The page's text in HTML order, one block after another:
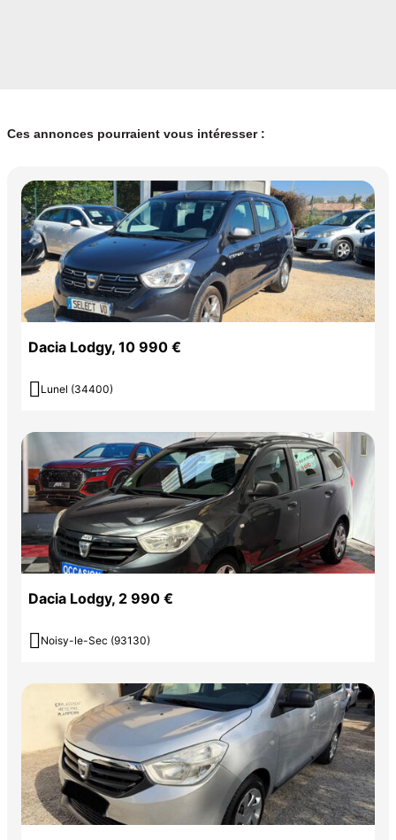
Ces annonces pourraient vous intéresser :
Dacia Lodgy, 10 990 €
 Lunel (34400)
Dacia Lodgy, 2 990 €
 Noisy-le-Sec (93130)